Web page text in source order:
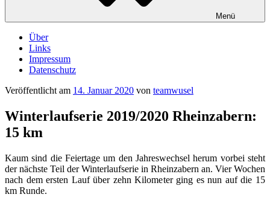
Menü
Über
Links
Impressum
Datenschutz
Veröffentlicht am 14. Januar 2020 von teamwusel
Winterlaufserie 2019/2020 Rheinzabern:
15 km
Kaum sind die Feiertage um den Jahreswechsel herum vorbei steht
der nächste Teil der Winterlaufserie in Rheinzabern an. Vier Wochen
nach dem ersten Lauf über zehn Kilometer ging es nun auf die 15
km Runde.